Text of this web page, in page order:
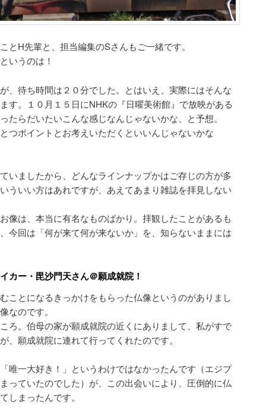
とH先輩と、担当編集のSさんもご一緒です。
いうのは！
、待ち時間は２０分でした。とはいえ、実際にはそんな
す。１０月１５日にNHKの『日曜美術館』で放映がある
たらだいたいこんな感じなんじゃないかな、と予想。
つポイントとお考えいただくといいんじゃないかな
いましたから、どんなラインナップかはご存じの方が多
ういい方はあれですが、あえてあまり雑誌を拝見しない
像は、本当に有名なものばかり。拝観したことがあるも
今回は「何が来て何が来ないか」を、知らないままには
カー・毘沙門天さん＠願成就院！
ことになるきっかけをもらった仏像というのがありまし
なのです。
ろ。伯母の家が願成就院の近くにありまして、私がすで
、願成就院に連れて行ってくれたのです。
唯一大好き！」というわけではなかったんです（エジプ
っていたのでした）が、この出会いにより、圧倒的に仏
しまったんです。